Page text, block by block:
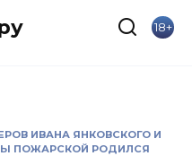
18+
ИВАНА ЯНКОВСКОГО И
ПОЖАРСКОЙ РОДИЛСЯ